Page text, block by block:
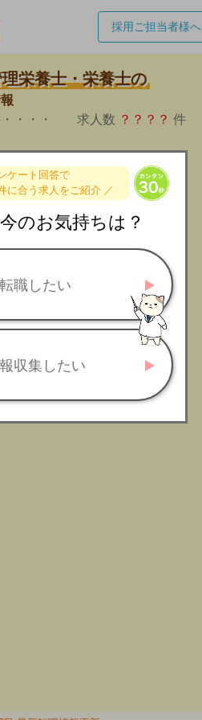
採用ご担当者様へ
理栄養士・栄養士の
・・・
求人数 ？？？？ 件
ケート回答で
に合う求人をご紹介 ／
のお気持ちは？
転職したい
収集したい